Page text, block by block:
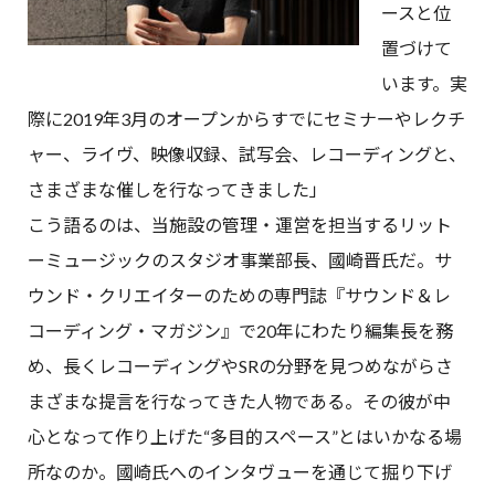
ースと位
置づけて
います。実
際に2019年3月のオープンからすでにセミナーやレクチ
ャー、ライヴ、映像収録、試写会、レコーディングと、
さまざまな催しを行なってきました」
こう語るのは、当施設の管理・運営を担当するリット
ーミュージックのスタジオ事業部長、國崎晋氏だ。サ
ウンド・クリエイターのための専門誌『サウンド＆レ
コーディング・マガジン』で20年にわたり編集長を務
め、長くレコーディングやSRの分野を見つめながらさ
まざまな提言を行なってきた人物である。その彼が中
心となって作り上げた“多目的スペース”とはいかなる場
所なのか。國崎氏へのインタヴューを通じて掘り下げ